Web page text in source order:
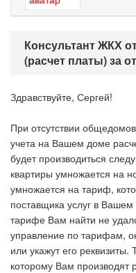
Консультант ЖКХ
(расчет платы) за
Здравствуйте, Сергей!
При отсутствии
учета на Вашем доме
будет производиться
квартиры умножается на
умножается на тариф,
поставщика услуг в
тарифе Вам найти не
управление по тарифам,
или укажут его
которому Вам производят